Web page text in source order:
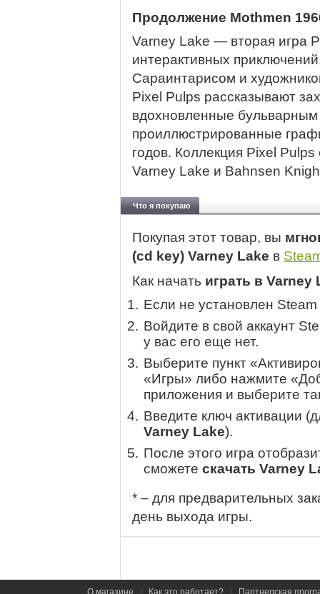
Продолжение Mothmen
Varney Lake — вторая игра
интерактивных
Сараинтарисом и
Pixel Pulps рассказывают
вдохновленные
проиллюстрированные
годов. Коллекция Pixel
Varney Lake и Bahnsen
Что я покупаю
Покупая этот товар, вы
(cd key) Varney Lake в
Как начать играть в Varney
Если не установлен
Войдите в свой аккаунт
у вас его еще нет.
Выберите пункт
«Игры» либо нажмите
приложения и выберите
Введите ключ активации
Varney Lake).
После этого игра
сможете скачать Varney
* – для предварительных
день выхода игры.